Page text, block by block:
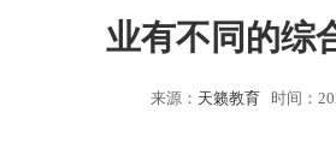
业有不同的综
来源： 天籁教育 时间：